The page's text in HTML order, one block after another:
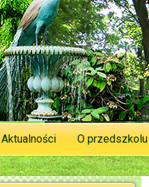
Aktualności O przedszkolu